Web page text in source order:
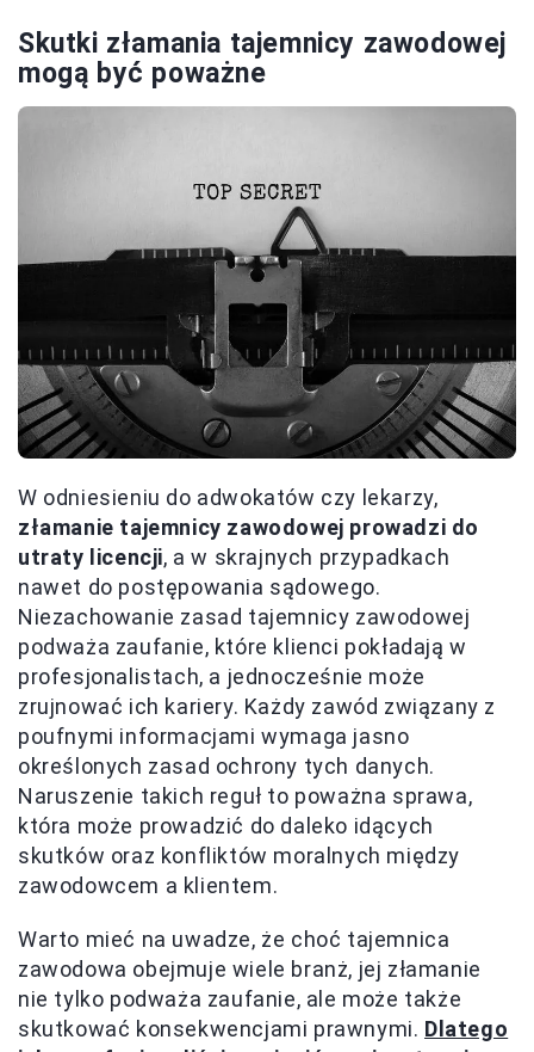
Skutki złamania tajemnicy zawodowej
mogą być poważne
W odniesieniu do adwokatów czy lekarzy,
złamanie tajemnicy zawodowej prowadzi do
utraty licencji, a w skrajnych przypadkach
nawet do postępowania sądowego.
Niezachowanie zasad tajemnicy zawodowej
podważa zaufanie, które klienci pokładają w
profesjonalistach, a jednocześnie może
zrujnować ich kariery. Każdy zawód związany z
poufnymi informacjami wymaga jasno
określonych zasad ochrony tych danych.
Naruszenie takich reguł to poważna sprawa,
która może prowadzić do daleko idących
skutków oraz konfliktów moralnych między
zawodowcem a klientem.
Warto mieć na uwadze, że choć tajemnica
zawodowa obejmuje wiele branż, jej złamanie
nie tylko podważa zaufanie, ale może także
skutkować konsekwencjami prawnymi. Dlatego